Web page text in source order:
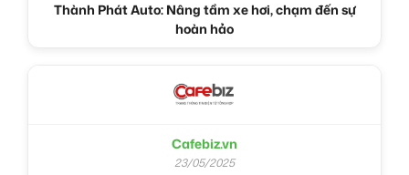
Thành Phát Auto: Nâng tầm xe hơi, chạm đến sự
hoàn hảo
Cafebiz.vn
23/05/2025